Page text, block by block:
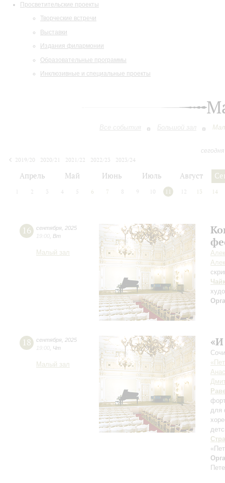
Просветительские проекты
Творческие встречи
Выставки
Издания филармонии
Образовательные программы
Инклюзивные и специальные проекты
Все события Большой зал
2019/20
2020/21 2021/22 2022/23
2023/24
Апрель Май Июнь Июль Август
2 3 4 5 6 7 8 9 10 11 12 13 14
16 сентября 2025
19:00 Вт
Малый зал
18 сентября 2025
19:00 Чт
Малый зал
«И
для